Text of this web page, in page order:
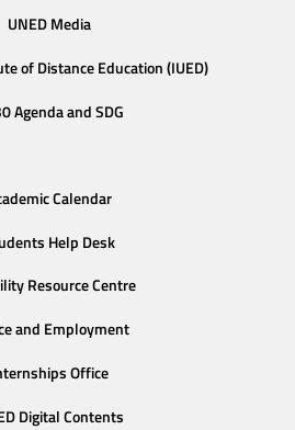
UNED Media
of Distance Education (IUED)
Agenda and SDG
Calendar
Help Desk
Resource Centre
and Employment
Office
Digital Contents